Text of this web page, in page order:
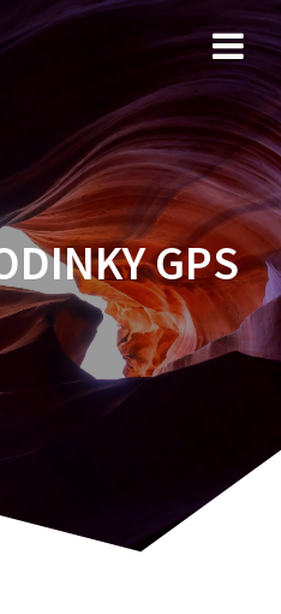
Przejdź
do
GPS